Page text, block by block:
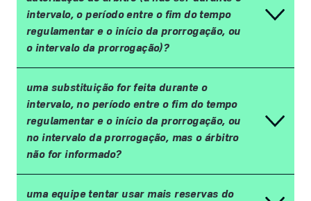
intervalo, o período entre o fim do tempo
regulamentar e o início da prorrogação, ou
o intervalo da prorrogação)?
uma substituição for feita durante o
intervalo, no período entre o fim do tempo
regulamentar e o início da prorrogação, ou
no intervalo da prorrogação, mas o árbitro
não for informado?
uma equipe tentar usar mais reservas do